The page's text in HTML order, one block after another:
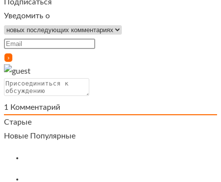
Подписаться
Уведомить о
1
Комментарий
Старые
Новые Популярные